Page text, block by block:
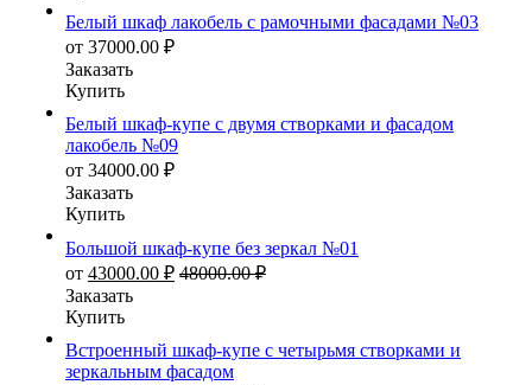
Белый шкаф лакобель с рамочными фасадами №03
от 37000.00 ₽
Заказать
Купить
Белый шкаф-купе с двумя створками и фасадом
лакобель №09
от 34000.00 ₽
Заказать
Купить
Большой шкаф-купе без зеркал №01
от 43000.00 ₽ 48000.00₽
Заказать
Купить
Встроенный шкаф-купе с четырьмя створками и
зеркальным фасадом